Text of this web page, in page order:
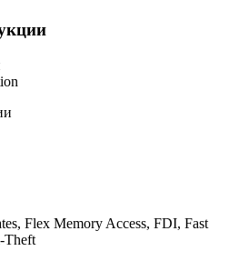
Flex Memory Access, FDI, Fast
Theft